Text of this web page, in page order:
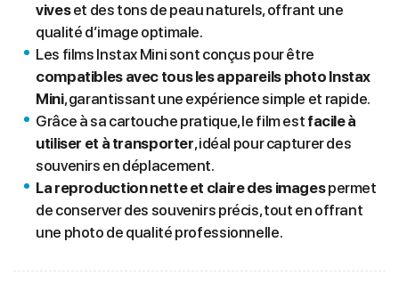
viveset des tons de peau naturels, offrant une
qualité d’image optimale.
Les films Instax Mini sont conçus pour être
compatibles avec tous les appareils photo Instax
Mini, garantissant une expérience simple et rapide.
Grâce à sa cartouche pratique, le film est facile à
utiliser et à transporter, idéal pour capturer des
souvenirs en déplacement.
La reproduction nette et claire des imagespermet
de conserver des souvenirs précis, tout en offrant
une photo de qualité professionnelle.